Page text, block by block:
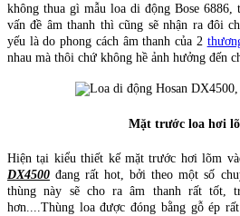
không thua gì mẫu loa di động Bose
vấn đề âm thanh thì cũng sẽ nhận ra đôi
yếu là do phong cách âm thanh của 2
nhau mà thôi chứ không hề ảnh hưởng đến
Mặt trước loa hơi
Hiện tại kiểu thiết kế mặt trước hơi lõm
DX4500 đang rất hot, bởi theo một số
thùng này sẽ cho ra âm thanh rất tốt,
hơn....Thùng loa được đóng bằng gỗ ép